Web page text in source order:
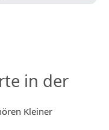
in der
Kleiner